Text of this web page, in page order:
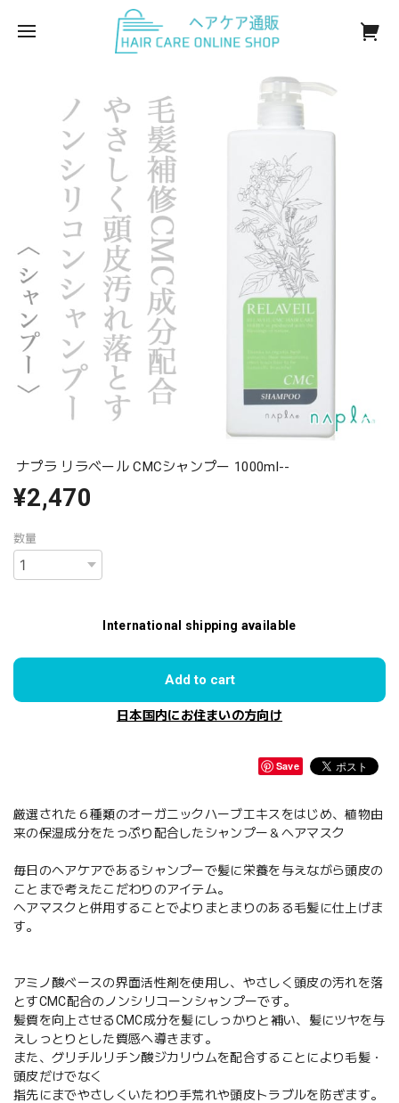
ナプラ リラベール CMCシャンプー 1000ml--
¥2,470
数量
International shipping available
Add to cart
日本国内にお住まいの方向け
Save
厳選された６種類のオーガニックハーブエキスをはじめ、植物由
来の保湿成分をたっぷり配合したシャンプー＆ヘアマスク
毎日のヘアケアであるシャンプーで髪に栄養を与えながら頭皮の
ことまで考えたこだわりのアイテム。
ヘアマスクと併用することでよりまとまりのある毛髪に仕上げま
す。
アミノ酸ベースの界面活性剤を使用し、やさしく頭皮の汚れを落
とすCMC配合のノンシリコーンシャンプーです。
髪質を向上させるCMC成分を髪にしっかりと補い、髪にツヤを与
えしっとりとした質感へ導きます。
また、グリチルリチン酸ジカリウムを配合することにより毛髪・
頭皮だけでなく
指先にまでやさしくいたわり手荒れや頭皮トラブルを防ぎます。